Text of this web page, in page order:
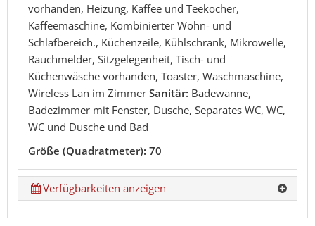
vorhanden, Heizung, Kaffee und Teekocher,
Kaffeemaschine, Kombinierter Wohn- und
Schlafbereich., Küchenzeile, Kühlschrank, Mikrowelle,
Rauchmelder, Sitzgelegenheit, Tisch- und
Küchenwäsche vorhanden, Toaster, Waschmaschine,
Wireless Lan im Zimmer Sanitär: Badewanne,
Badezimmer mit Fenster, Dusche, Separates WC, WC,
WC und Dusche und Bad
Größe (Quadratmeter): 70
Verfügbarkeiten anzeigen